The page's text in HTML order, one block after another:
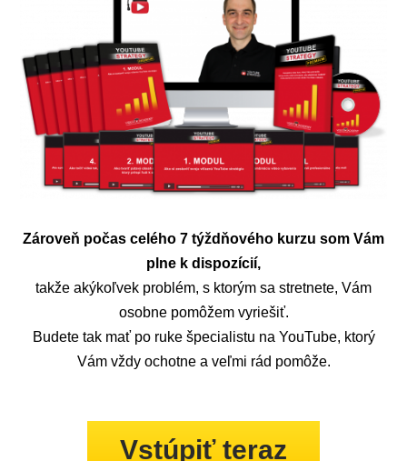
Zároveň počas celého 7 týždňového kurzu som Vám
plne k dispozícií,
takže akýkoľvek problém, s ktorým sa stretnete, Vám
osobne pomôžem vyriešiť.
Budete tak mať po ruke špecialistu na YouTube, ktorý
Vám vždy ochotne a veľmi rád pomôže.
Vstúpiť teraz